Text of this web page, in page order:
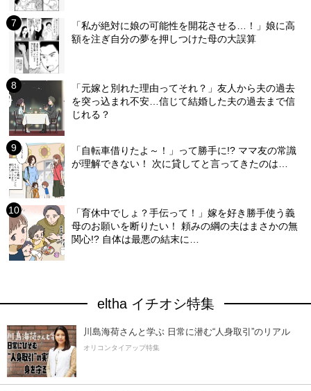
「私が絶対に娘の可能性を開花させる…！」娘に高
額を注ぎ自分の夢を押しつけた母の大誤算
「元嫁と別れた理由ってそれ？」友人から夫の過去
を突っ込まれ不安…信じて結婚した夫の過去まで信
じれる？
「自転車借りたよ～！」って勝手に!? ママ友の常識
が理解できない！ 次に貸してと言ってきたのは…
「育休中でしょ？手伝って！」嫁を好き勝手使う義
母のお願いを断りたい！ 頼みの綱の夫はまさかの無
関心!? 自体は最悪の結末に…
eltha イチオシ特集
川島海荷さんと学ぶ 日常に潜む“人身取引”のリアル
オリコンタイアップ特集